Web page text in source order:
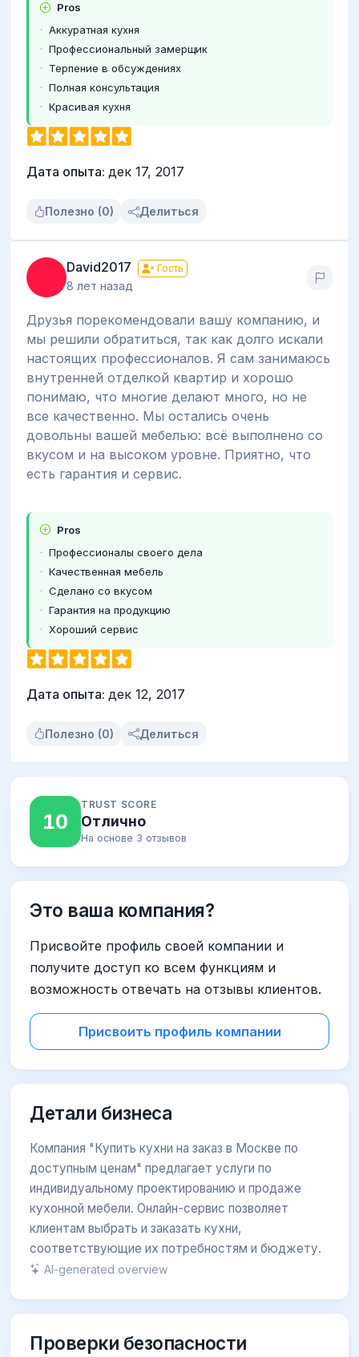
Pros
Аккуратная кухня
Профессиональный замерщик
Терпение в обсуждениях
Полная консультация
Красивая кухня
Дата опыта: дек 17, 2017
Полезно (0) Делиться
David2017 Гость
8 лет назад
Друзья порекомендовали вашу компанию, и
мы решили обратиться, так как долго искали
настоящих профессионалов. Я сам занимаюсь
внутренней отделкой квартир и хорошо
понимаю, что многие делают много, но не
все качественно. Мы остались очень
довольны вашей мебелью: всё выполнено со
вкусом и на высоком уровне. Приятно, что
есть гарантия и сервис.
Pros
Профессионалы своего дела
Качественная мебель
Сделано со вкусом
Гарантия на продукцию
Хороший сервис
Дата опыта: дек 12, 2017
Полезно (0) Делиться
10
TRUST SCORE
Отлично
На основе 3 отзывов
Это ваша компания?
Присвойте профиль своей компании и
получите доступ ко всем функциям и
возможность отвечать на отзывы клиентов.
Присвоить профиль компании
Детали бизнеса
Компания "Купить кухни на заказ в Москве по
доступным ценам" предлагает услуги по
индивидуальному проектированию и продаже
кухонной мебели. Онлайн-сервис позволяет
клиентам выбрать и заказать кухни,
соответствующие их потребностям и бюджету.
AI-generated overview
Проверки безопасности